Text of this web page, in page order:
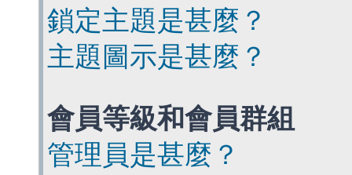
鎖定主題是甚麼？
主題圖示是甚麼？
會員等級和會員群組
管理員是甚麼？